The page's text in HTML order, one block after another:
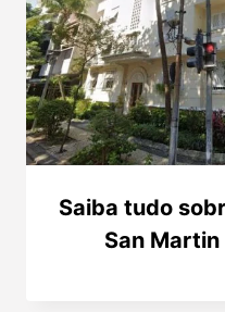
Saiba tudo
San Martin